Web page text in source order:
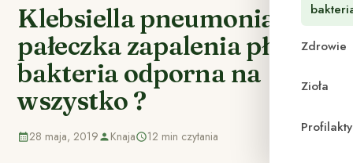
Zdrowie
Zioła
Klebsiella pneumoniae –
pałeczka zapalenia płuc –
bakteria odporna na
wszystko ?
28 maja, 2019 Knaja 12 min czytania